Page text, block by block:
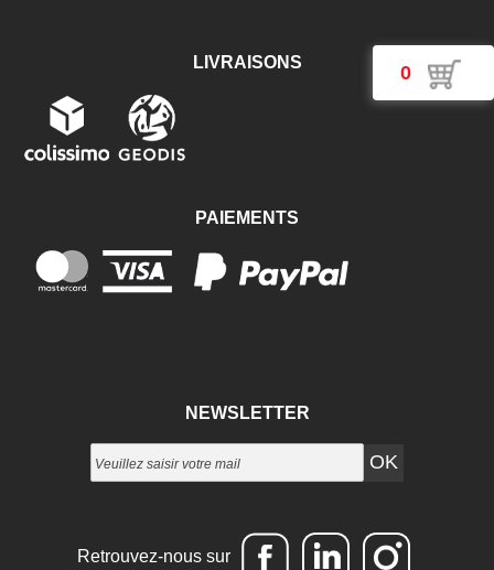
0
LIVRAISONS
PAIEMENTS
NEWSLETTER
Retrouvez-nous sur